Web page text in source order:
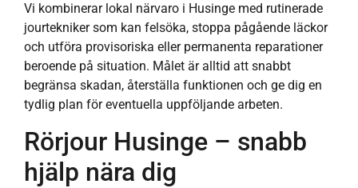
Vi kombinerar lokal närvaro i Husinge med rutinerade
jourtekniker som kan felsöka, stoppa pågående läckor
och utföra provisoriska eller permanenta reparationer
beroende på situation. Målet är alltid att snabbt
begränsa skadan, återställa funktionen och ge dig en
tydlig plan för eventuella uppföljande arbeten.
Rörjour Husinge – snabb
hjälp nära dig